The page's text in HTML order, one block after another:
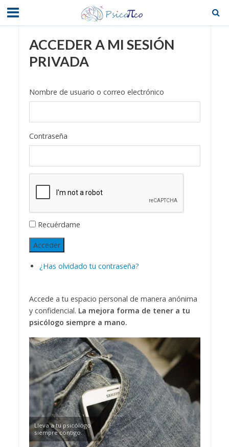
ACCEDER A MI SESIÓN
PRIVADA
Nombre de usuario o correo electrónico
Contraseña
Recuérdame
Acceder
¿Has olvidado tu contraseña?
Accede a tu espacio personal de manera anónima
y confidencial. La mejora forma de tener a tu
psicólogo siempre a mano.
Lleva a tu psicólogo
siempre contigo.